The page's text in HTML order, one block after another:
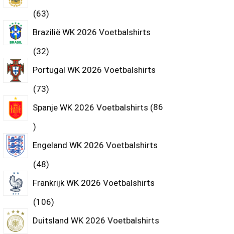
63
Brazilië WK 2026 Voetbalshirts
32
Portugal WK 2026 Voetbalshirts
73
Spanje WK 2026 Voetbalshirts 86
Engeland WK 2026 Voetbalshirts
48
Frankrijk WK 2026 Voetbalshirts
106
Duitsland WK 2026 Voetbalshirts